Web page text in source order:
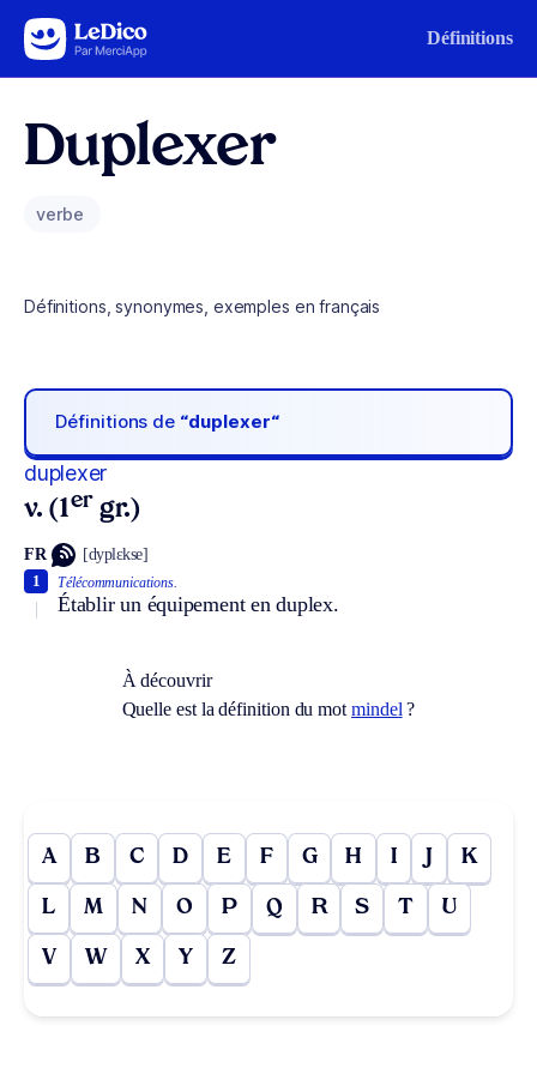
Aller au contenu Définitions
Duplexer
verbe
Définitions, synonymes, exemples en français
Définitions de “duplexer“
duplexer
v. (1er gr.)
FR [dyplɛkse]
Télécommunications.
Établir un équipement en duplex.
1
À découvrir
Quelle est la définition du motmindel ?
A B C D E F G H I J K
L M N O P Q R S T U
V W X Y Z